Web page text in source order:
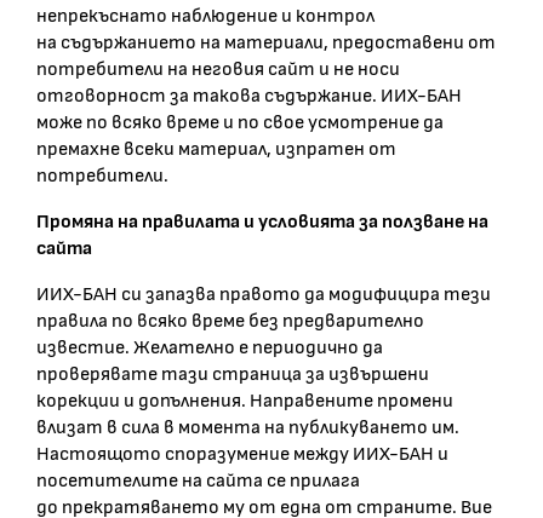
непрекъснато наблюдение и контрол
на съдържанието на материали, предоставени от
потребители на неговия сайт и не носи
отговорност за такова съдържание. ИИХ-БАН
може по всяко време и по свое усмотрение да
премахне всеки материал, изпратен от
потребители.
Промяна на правилата и условията за ползване на
сайта
ИИХ-БАН си запазва правото да модифицира тези
правила по всяко време без предварително
известие. Желателно е периодично да
проверявате тази страница за извършени
корекции и допълнения. Направените промени
влизат в сила в момента на публикуването им.
Настоящото споразумение между ИИХ-БАН и
посетителите на сайта се прилага
до прекратяването му от една от страните. Вие